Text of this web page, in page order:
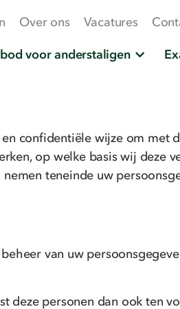
Over ons Vacatures
voor anderstaligen
confidentiële wijze om met
op welke basis wij deze
teneinde uw
van uw
deze personen dan ook ten